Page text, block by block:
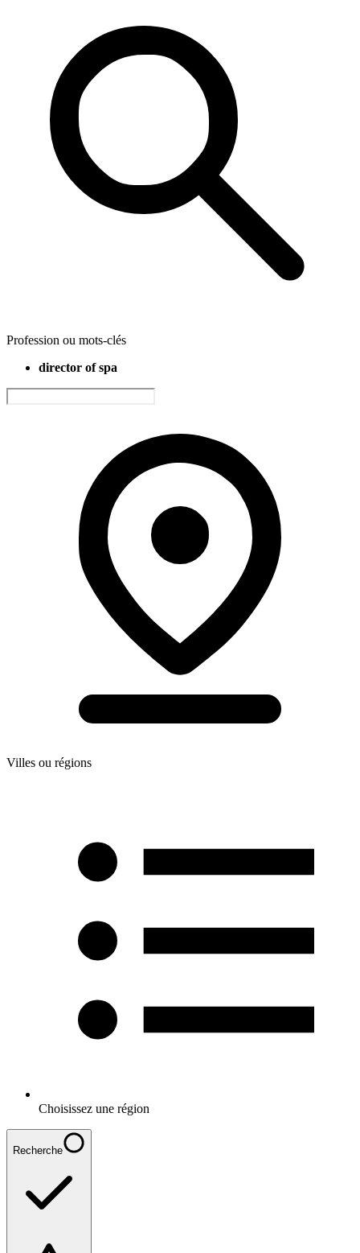
Profession ou mots-clés
director of spa
Villes ou régions
Choisissez une région
Recherche